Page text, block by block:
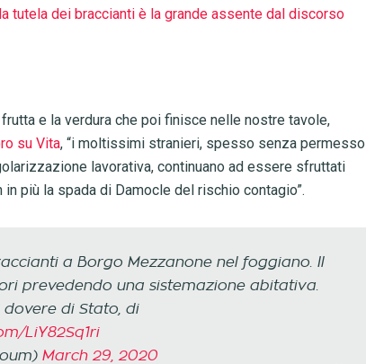
la tutela dei braccianti è la grande assente dal discorso
e la verdura che poi finisce nelle nostre tavole,
su Vita, “i moltissimi stranieri, spesso senza permesso
lavorativa, continuano ad essere sfruttati
più la spada di Damocle del rischio contagio”.
a Borgo Mezzanone nel foggiano. Il
prevedendo una sistemazione abitativa.
di Stato, di
LiY82Sq1ri
March 29, 2020